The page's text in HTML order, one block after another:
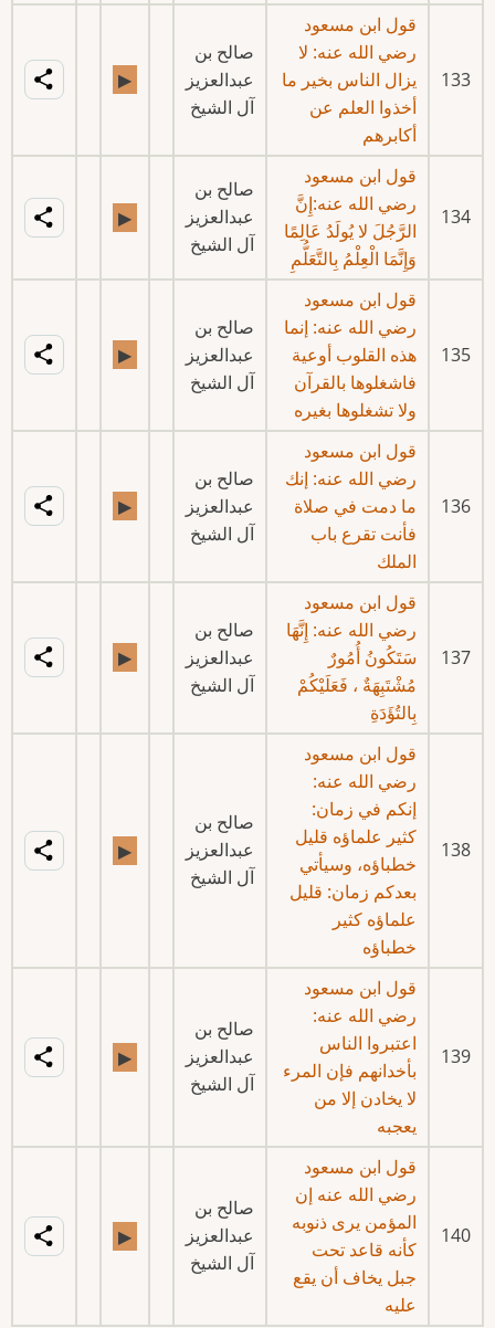
133
قول ابن مسعود
رضي الله عنه: لا
يزال الناس بخير ما
أخذوا العلم عن
أكابرهم
صالح بن
عبدالعزيز
آل الشيخ
▶
134
قول ابن مسعود
رضي الله عنه:إِنَّ
الرَّجُلَ لا يُولَدُ عَالِمًا
وَإِنَّمَا الْعِلْمُ بِالتَّعَلُّمِ
صالح بن
عبدالعزيز
آل الشيخ
▶
135
قول ابن مسعود
رضي الله عنه: إنما
هذه القلوب أوعية
فاشغلوها بالقرآن
ولا تشغلوها بغيره
صالح بن
عبدالعزيز
آل الشيخ
▶
136
قول ابن مسعود
رضي الله عنه: إنك
ما دمت في صلاة
فأنت تقرع باب
الملك
صالح بن
عبدالعزيز
آل الشيخ
▶
137
قول ابن مسعود
رضي الله عنه: إِنَّهَا
سَتَكُونُ أُمُورٌ
مُشْتَبِهَةٌ ، فَعَلَيْكُمْ
بِالتُؤَدَةِ
صالح بن
عبدالعزيز
آل الشيخ
▶
138
قول ابن مسعود
رضي الله عنه:
إنكم في زمان:
كثير علماؤه قليل
خطباؤه، وسيأتي
بعدكم زمان: قليل
علماؤه كثير
خطباؤه
صالح بن
عبدالعزيز
آل الشيخ
▶
139
قول ابن مسعود
رضي الله عنه:
اعتبروا الناس
بأخدانهم فإن المرء
لا يخادن إلا من
يعجبه
صالح بن
عبدالعزيز
آل الشيخ
▶
140
قول ابن مسعود
رضي الله عنه إن
المؤمن يرى ذنوبه
كأنه قاعد تحت
جبل يخاف أن يقع
عليه
صالح بن
عبدالعزيز
آل الشيخ
▶